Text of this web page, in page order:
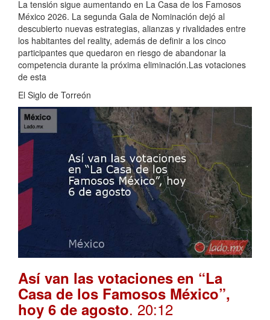
La tensión sigue aumentando en La Casa de los Famosos
México 2026. La segunda Gala de Nominación dejó al
descubierto nuevas estrategias, alianzas y rivalidades entre
los habitantes del reality, además de definir a los cinco
participantes que quedaron en riesgo de abandonar la
competencia durante la próxima eliminación.Las votaciones
de esta
El Siglo de Torreón
Así van las votaciones en “La
Casa de los Famosos México”,
hoy 6 de agosto. 20:12